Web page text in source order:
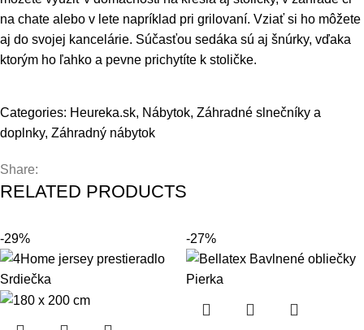
na chate alebo v lete napríklad pri grilovaní. Vziať si ho môžete
aj do svojej kancelárie. Súčasťou sedáka sú aj šnúrky, vďaka
ktorým ho ľahko a pevne prichytíte k stoličke.
Categories: Heureka.sk, Nábytok, Záhradné slnečníky a
doplnky, Záhradný nábytok
Share:
RELATED PRODUCTS
-29% -27%